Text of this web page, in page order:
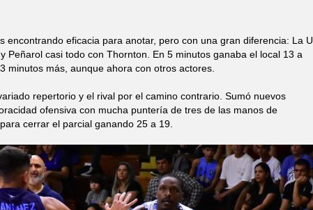
encontrando eficacia para anotar, pero con una gran diferencia: La U
Peñarol casi todo con Thornton. En 5 minutos ganaba el local 13 a
minutos más, aunque ahora con otros actores.
repertorio y el rival por el camino contrario. Sumó nuevos
ofensiva con mucha puntería de tres de las manos de
cerrar el parcial ganando 25 a 19.